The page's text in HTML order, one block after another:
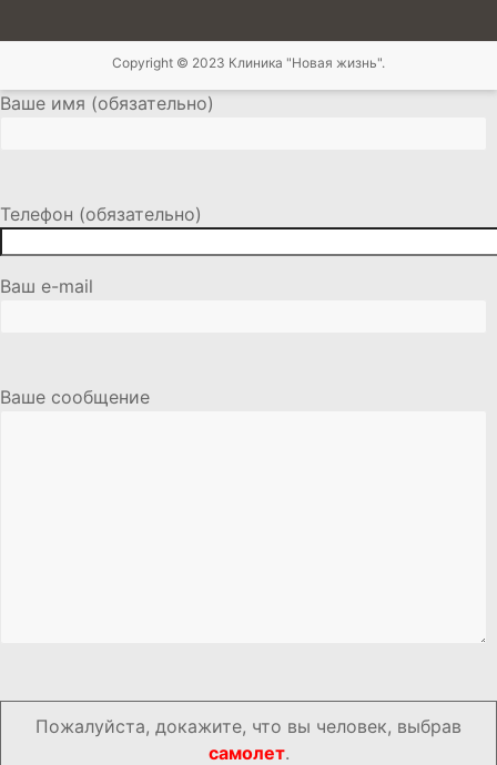
Copyright © 2023 Клиника "Новая жизнь".
Ваше имя (обязательно)
Телефон (обязательно)
Ваш e-mail
Ваше сообщение
Пожалуйста, докажите, что вы человек, выбрав
самолет.